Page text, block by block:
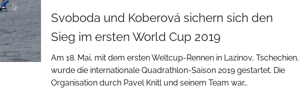
Svoboda und Koberová sichern sich den
Sieg im ersten World Cup 2019
Am 18. Mai, mit dem ersten Weltcup-Rennen in Lazinov, Tschechien,
wurde die internationale Quadrathlon-Saison 2019 gestartet. Die
Organisation durch Pavel Knitl und seinem Team war…